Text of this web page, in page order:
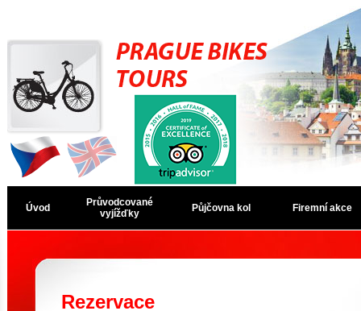
Úvod
Průvodcované
vyjížďky
Půjčovna kol Firemní akce
Rezervace